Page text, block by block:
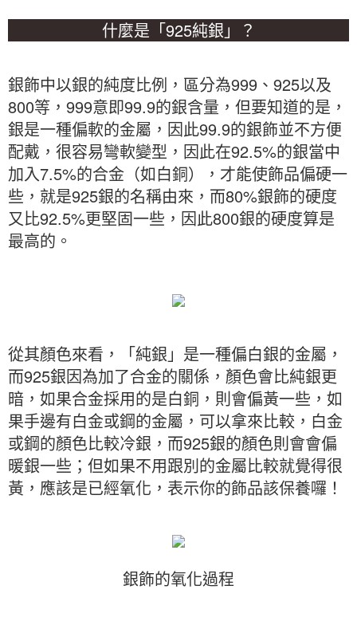
什麼是「925純銀」？
銀飾中以銀的純度比例，區分為999、925以及
800等，999意即99.9的銀含量，但要知道的是，
銀是一種偏軟的金屬，因此99.9的銀飾並不方便
配戴，很容易彎軟變型，因此在92.5%的銀當中
加入7.5%的合金（如白銅），才能使飾品偏硬一
些，就是925銀的名稱由來，而80%銀飾的硬度
又比92.5%更堅固一些，因此800銀的硬度算是
最高的。
從其顏色來看，「純銀」是一種偏白銀的金屬，
而925銀因為加了合金的關係，顏色會比純銀更
暗，如果合金採用的是白銅，則會偏黃一些，如
果手邊有白金或鋼的金屬，可以拿來比較，白金
或鋼的顏色比較冷銀，而925銀的顏色則會會偏
暖銀一些；但如果不用跟別的金屬比較就覺得很
黃，應該是已經氧化，表示你的飾品該保養囉！
銀飾的氧化過程